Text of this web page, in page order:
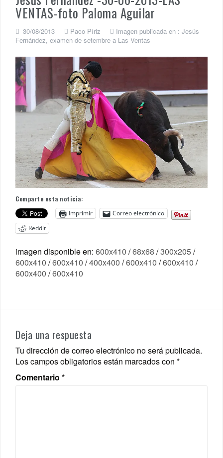
VENTAS-foto Paloma Aguilar
30/08/2013 Paco Píriz Imagen publicada en : Jesús
Fernández, examen de setembre a Las Ventas
Comparte esta noticia:
Imprimir
Correo electrónico
Reddit
imagen disponible en: 600x410 /68x68 /300x205/
600x410 /600x410 /400x400 /600x410 /600x410 /
600x400 /600x410
Deja una respuesta
Tu dirección de correo electrónico no será publicada.
Los campos obligatorios están marcados con *
Comentario *